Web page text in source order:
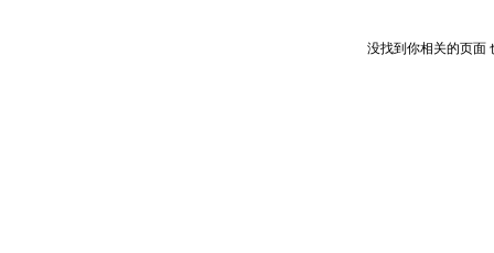
没找到你相关的页面